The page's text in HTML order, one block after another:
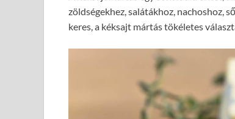
zöldségekhez, salátákhoz, nachoshoz,
keres, a kéksajt mártás tökéletes